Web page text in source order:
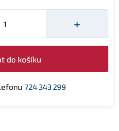
Množství
+
do košíku
724 343 299